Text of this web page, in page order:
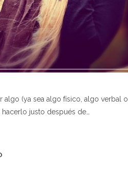
algo (ya sea algo físico, algo verbal o
justo después de…